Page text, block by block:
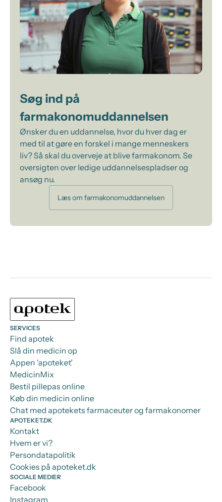
Søg ind på
farmakonomuddannelsen
Ønsker du en uddannelse, hvor du hver dag er
med til at gøre en forskel i mange menneskers
liv? Så skal du overveje at blive farmakonom. Se
oversigten over ledige uddannelsespladser og
ansøg nu.
Læs om farmakonomuddannelsen
SERVICES
Find apotek
Slå din medicin op
Appen 'apoteket'
MedicinMix
Bestil pillepas online
Køb din medicin online
Chat med apotekets farmaceuter og farmakonomer
APOTEKET.DK
Kontakt
Hvem er vi?
Persondatapolitik
Cookies på apoteket.dk
SOCIALE MEDIER
Facebook
Instagram